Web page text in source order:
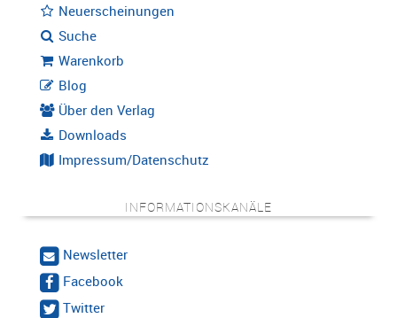
Neuerscheinungen
Suche
Warenkorb
Blog
Über den Verlag
Downloads
Impressum/Datenschutz
INFORMATIONSKANÄLE
Newsletter
Facebook
Twitter